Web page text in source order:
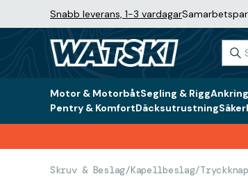
Snabb leverans, 1-3 vardagar
Motor & MotorbåtSegling & Rigg
Pentry & KomfortDäcksutrustning
Skruv & Beslag/Kapellbeslag/